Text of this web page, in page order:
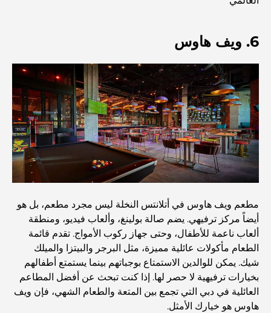
أغلى دولة في العالم: تصنيف عالمي لتكاليف المعيشة
دليل صالات الرياضة في داماك هيلز: أفضل خيارات اللياقة
البدنية في المنطقة المحيطة
أفضل مراكز التسوق في دبي للتسوق والترفيه
أنشطة يمكنك القيام بها في مركز دبي المالي العالمي:
استكشف أكثر مناطق دبي حيوية
بطاقات الائتمان في الإمارات العربية المتحدة: دليل شامل
للإنفاق الذكي
مستشفى في مركز دبي المالي العالمي: رعاية طبية عالمية
المستوى في دبي
صالات رياضية في مركز دبي المالي العالمي: حيث يلتقي اللياقة
البدنية بأسلوب حياة الأعمال
6. ويف هاوس
مطعم ويف هاوس في أتلانتس النخلة ليس مجرد مطعم، بل هو
أيضاً مركز ترفيهي. يضم صالة بولينغ، وألعاب فيديو، ومنطقة
ألعاب ناعمة للأطفال، وحتى جهاز ركوب الأمواج. تقدم قائمة
الطعام مأكولات عائلية مميزة، مثل البرجر والبيتزا والميلك
شيك. يمكن للوالدين الاستمتاع بوجباتهم بينما يستمتع أطفالهم
بخيارات ترفيهية لا حصر لها. إذا كنت تبحث عن أفضل المطاعم
العائلية في دبي التي تجمع بين المتعة والطعام الشهي، فإن ويف
هاوس هو خيارك الأمثل.